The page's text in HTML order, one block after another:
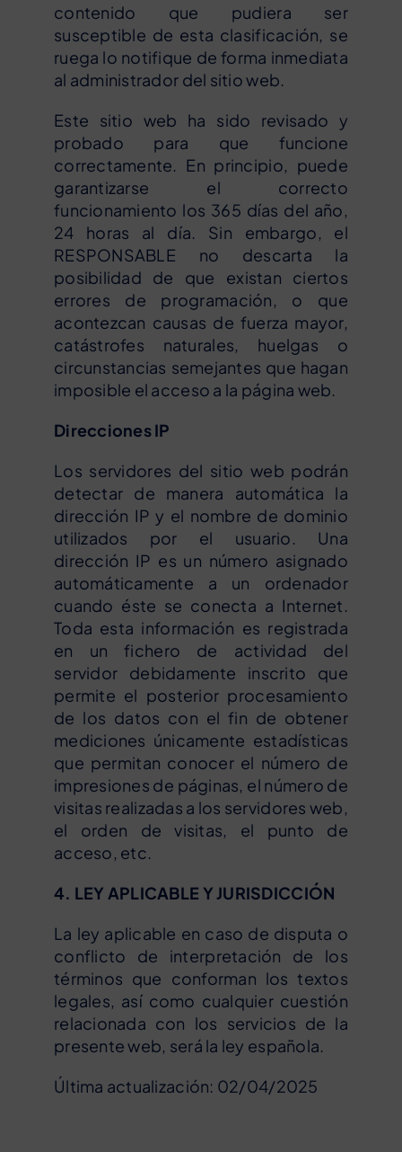
contenido que pudiera ser
susceptible de esta clasificación, se
ruega lo notifique de forma inmediata
al administrador del sitio web.
Este sitio web ha sido revisado y
probado para que funcione
correctamente. En principio, puede
garantizarse el correcto
funcionamiento los 365 días del año,
24 horas al día. Sin embargo, el
RESPONSABLE no descarta la
posibilidad de que existan ciertos
errores de programación, o que
acontezcan causas de fuerza mayor,
catástrofes naturales, huelgas o
circunstancias semejantes que hagan
imposible el acceso a la página web.
Direcciones IP
Los servidores del sitio web podrán
detectar de manera automática la
dirección IP y el nombre de dominio
utilizados por el usuario. Una
dirección IP es un número asignado
automáticamente a un ordenador
cuando éste se conecta a Internet.
Toda esta información es registrada
en un fichero de actividad del
servidor debidamente inscrito que
permite el posterior procesamiento
de los datos con el fin de obtener
mediciones únicamente estadísticas
que permitan conocer el número de
impresiones de páginas, el número de
visitas realizadas a los servidores web,
el orden de visitas, el punto de
acceso, etc.
4. LEY APLICABLE Y JURISDICCIÓN
La ley aplicable en caso de disputa o
conflicto de interpretación de los
términos que conforman los textos
legales, así como cualquier cuestión
relacionada con los servicios de la
presente web, será la ley española.
Última actualización: 02/04/2025